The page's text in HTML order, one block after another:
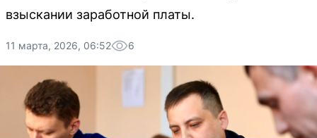
взыскании заработной платы.
11 марта, 2026, 06:52 6